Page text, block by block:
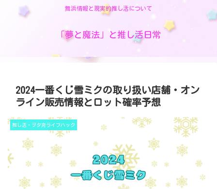
舞浜情報と現実的推し活について
「夢と魔法」と推し活日常
2024一番くじ雪ミクの取り扱い店舗・オン
ライン販売情報とロット確率予想
推し活・ヲタ充ライフハック